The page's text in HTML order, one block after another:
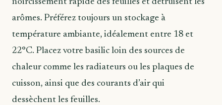
arômes. Préférez toujours un stockage à
température ambiante, idéalement entre 18 et
22°C. Placez votre basilic loin des sources de
chaleur comme les radiateurs ou les plaques de
cuisson, ainsi que des courants d’air qui
dessèchent les feuilles.